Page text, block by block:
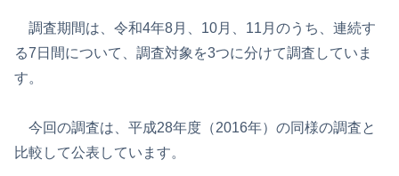
調査期間は、令和4年8月、10月、11月のうち、連続す
る7日間について、調査対象を3つに分けて調査していま
す。
今回の調査は、平成28年度（2016年）の同様の調査と
比較して公表しています。